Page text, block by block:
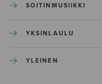
SOITINMUSIIKKI
YKSINLAULU
YLEINEN